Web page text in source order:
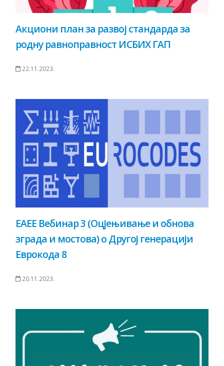
Акциони план за развој стандарда за
родну равноправност ИСБИХ ГАП
22.11.2023.
ЕАЕЕ Вебинар 3 (Оцјењивање и обнова
зграда и мостова) о Другој генерацији
Еврокода 8
20.11.2023.